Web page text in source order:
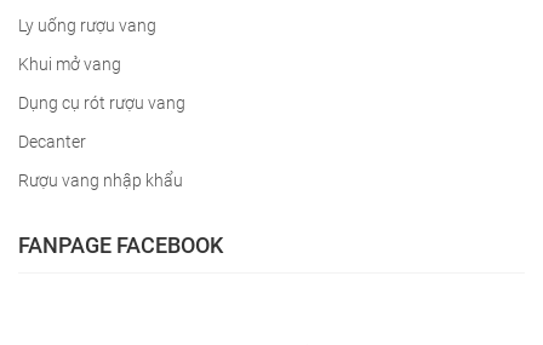
Ly uống rượu vang
Khui mở vang
Dụng cụ rót rượu vang
Decanter
Rượu vang nhập khẩu
FANPAGE FACEBOOK